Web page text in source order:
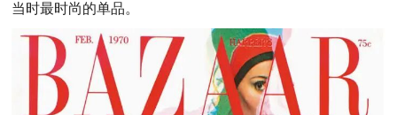
当时最时尚的单品。